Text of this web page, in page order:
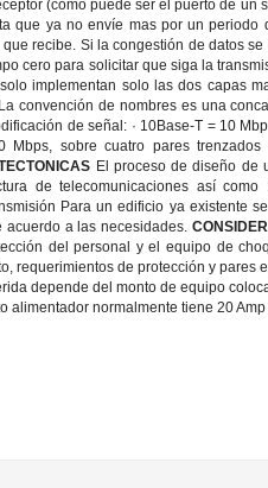
(como puede ser el puerto de
que ya no envíe mas por un
que recibe. Si la congestión de datos
cero para solicitar que siga la
implementan solo las dos capas
convención de nombres es una
de señal: · 10Base-T = 10
Mbps, sobre cuatro pares
El proceso de diseño de
de telecomunicaciones así
Para un edificio ya existente
acuerdo a las necesidades.
del personal y el equipo de
requerimientos de protección y pares
depende del monto de equipo
alimentador normalmente tiene 20